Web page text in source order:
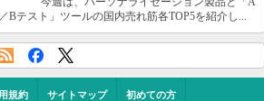
／Bテスト」ツールの国内売れ筋各TOP5を紹介し...
規約 サイトマップ 初めての方